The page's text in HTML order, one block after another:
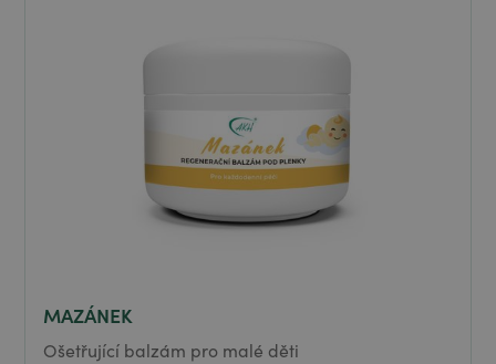
MAZÁNEK
Ošetřující balzám pro malé děti